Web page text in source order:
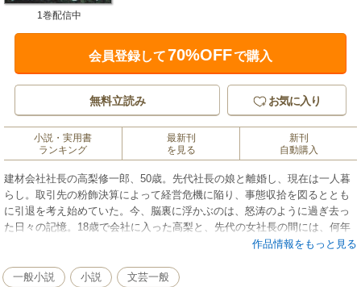
1巻配信中
会員登録して70%OFFで購入
無料立読み お気に入り
小説・実用書
ランキング
最新刊
を見る
新刊
自動購入
建材会社社長の高梨修一郎、50歳。先代社長の娘と離婚し、現在は一人暮
らし。取引先の粉飾決算によって経営危機に陥り、事態収拾を図るととも
に引退を考え始めていた。今、脳裏に浮かぶのは、怒涛のように過ぎ去っ
た日々の記憶。18歳で会社に入った高梨と、先代の女社長の間には、何年
経ったとしても、絶対に誰にも言えない秘密があった――。心を締めつけ
作品情報をもっと見る
一般小説 小説 文芸一般